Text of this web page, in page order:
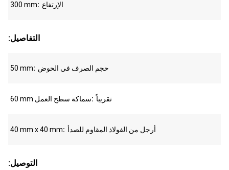
300 mm الإرتفاع
:التفاصيل
50 mm حجم الصرف في الحوض
60 mm سماكة سطح العمل تقريباً
40 mm x 40 mm أرجل من الفولاذ المقاوم للصدأ
:التوصيل